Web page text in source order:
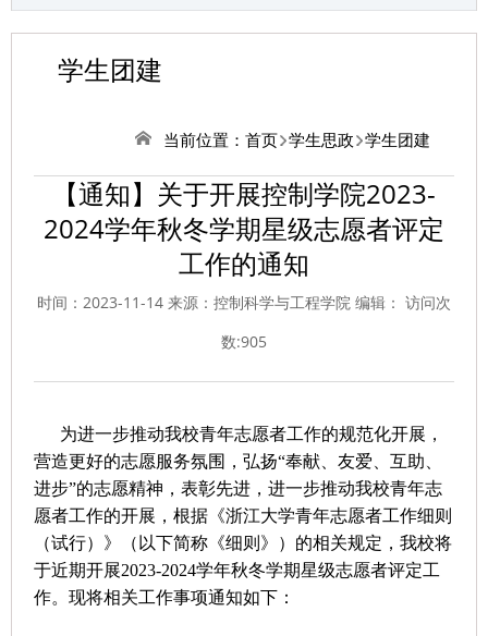
学生团建
当前位置： 首页 学生思政 学生团建
【通知】关于开展控制学院2023-
2024学年秋冬学期星级志愿者评定
工作的通知
时间：2023-11-14 来源：控制科学与工程学院 编辑： 访问次
数:905
为进一步推动我校青年志愿者工作的规范化开展，
营造更好的志愿服务氛围，弘扬“奉献、友爱、互助、
进步”的志愿精神，表彰先进，进一步推动我校青年志
愿者工作的开展，根据《浙江大学青年志愿者工作细则
（试行）》（以下简称《细则》）的相关规定，我校将
于近期开展2023-2024学年秋冬学期星级志愿者评定工
作。现将相关工作事项通知如下：